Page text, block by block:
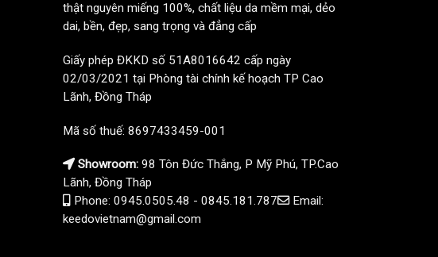
thật nguyên miếng 100%, chất liệu da mềm mại, dẻo
dai, bền, đẹp, sang trọng và đẳng cấp
Giấy phép ĐKKD số 51A8016642 cấp ngày
02/03/2021 tại Phòng tài chính kế hoạch TP Cao
Lãnh, Đồng Tháp
Mã số thuế: 8697433459-001
Showroom: 98 Tôn Đức Thắng, P Mỹ Phú, TP.Cao
Lãnh, Đồng Tháp
Phone: 0945.0505.48 - 0845.181.787
Email:
keedovietnam@gmail.com